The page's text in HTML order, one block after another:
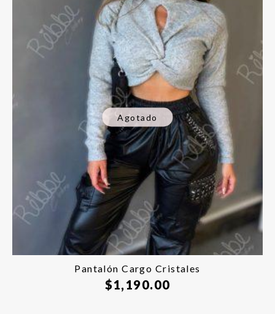
Agotado
Pantalón Cargo Cristales
$1,190.00